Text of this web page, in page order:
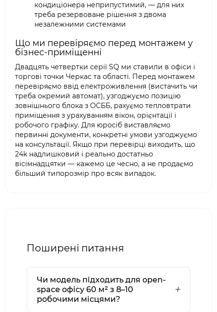
кондиціонера неприпустимий, — для них
треба резервоване рішення з двома
незалежними системами
Що ми перевіряємо перед монтажем у
бізнес-приміщенні
Двадцять четвертки серії SQ ми ставили в офіси і
торгові точки Черкас та області. Перед монтажем
перевіряємо ввід електроживлення (вистачить чи
треба окремий автомат), узгоджуємо позицію
зовнішнього блока з ОСББ, рахуємо тепловтрати
приміщення з урахуванням вікон, орієнтації і
робочого графіку. Для юросіб виставляємо
первинні документи, конкретні умови узгоджуємо
на консультації. Якщо при перевірці виходить, що
24k надлишковий і реально достатньо
вісімнадцятки — кажемо це чесно, а не продаємо
більший типорозмір про всяк випадок.
Поширені питання
Чи модель підходить для open-
space офісу 60 м² з 8–10
робочими місцями?